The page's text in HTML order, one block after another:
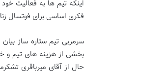
اینکه تیم ها به فعالیت
فکری اساسی برای فوتسال
سرمربی تیم ستاره ساز بیان
بخشی از هزینه های تیم و
حال از آقای میرباقری